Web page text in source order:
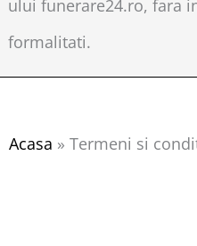
ului funerare24.ro, fara
formalitati.
Acasa » Termeni si